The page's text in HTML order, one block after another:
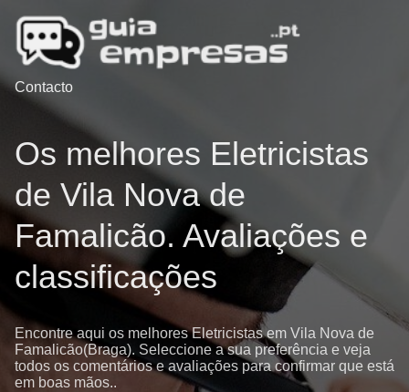
Contacto
Os melhores Eletricistas
de Vila Nova de
Famalicão. Avaliações e
classificações
Encontre aqui os melhores Eletricistas em Vila Nova de
Famalicão(Braga). Seleccione a sua preferência e veja
todos os comentários e avaliações para confirmar que está
em boas mãos..